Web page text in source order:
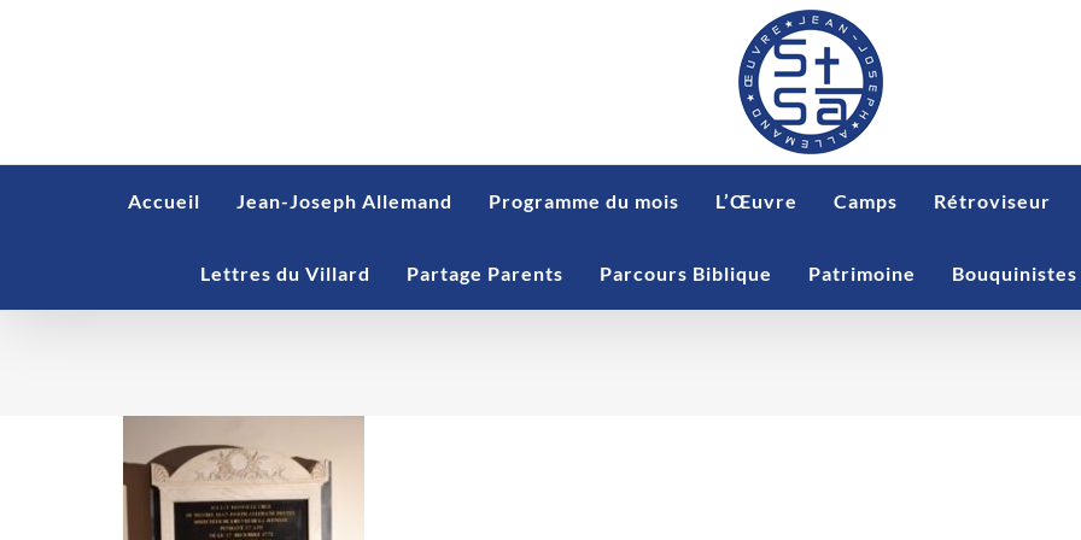
Accueil Jean-Joseph Allemand Programme du mois L’Œuvre Camps Rétroviseur
Lettres du Villard Partage Parents Parcours Biblique Patrimoine Bouquinistes